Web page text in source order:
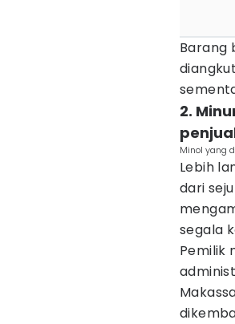
Barang
2.
Minol yang
Lebih
dari
segala
Pemilik